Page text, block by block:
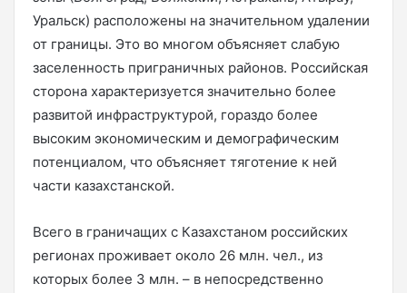
Уральск) расположены на значительном удалении
от границы. Это во многом объясняет слабую
заселенность приграничных районов. Российская
сторона характеризуется значительно более
развитой инфраструктурой, гораздо более
высоким экономическим и демографическим
потенциалом, что объясняет тяготение к ней
части казахстанской.
Всего в граничащих с Казахстаном российских
регионах проживает около 26 млн. чел., из
которых более 3 млн. – в непосредственно